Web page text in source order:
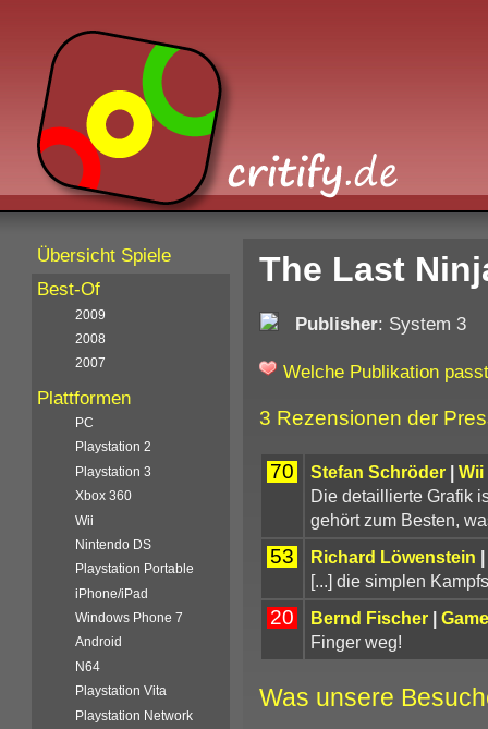
The Last
Publisher: System 3
Welche Publikation
3 Rezensionen der
70 Stefan Schröder| Wii
Die detaillierte Grafik
gehört zum Besten,
53 Richard Löwenstein |
[...] die simplen
20 Bernd Fischer|
Finger weg!
Was unsere
Übersicht Spiele
Best-Of
2009
2008
2007
Plattformen
PC
Playstation 2
Playstation 3
Xbox 360
Wii
Nintendo DS
Playstation Portable
iPhone/iPad
Windows Phone 7
Android
N64
Playstation Vita
Playstation Network